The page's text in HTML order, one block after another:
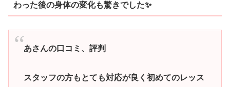
わった後の身体の変化も驚きでした✨
あさんの口コミ、評判
スタッフの方もとても対応が良く初めてのレッス